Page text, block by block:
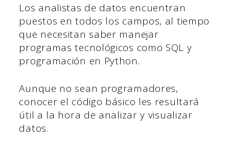
Los analistas de datos encuentran
puestos en todos los campos, al tiempo
que necesitan saber manejar
programas tecnológicos como SQL y
programación en Python.
Aunque no sean programadores,
conocer el código básico les resultará
útil a la hora de analizar y visualizar
datos.